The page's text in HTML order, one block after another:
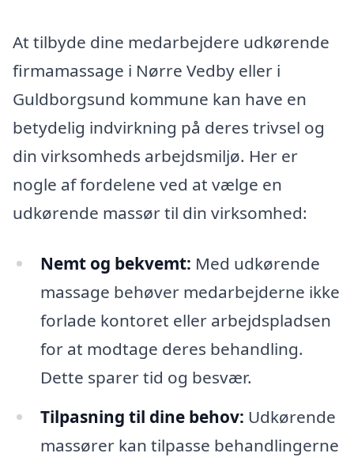
At tilbyde dine medarbejdere udkørende
firmamassage i Nørre Vedby eller i
Guldborgsund kommune kan have en
betydelig indvirkning på deres trivsel og
din virksomheds arbejdsmiljø. Her er
nogle af fordelene ved at vælge en
udkørende massør til din virksomhed:
Nemt og bekvemt: Med udkørende
massage behøver medarbejderne ikke
forlade kontoret eller arbejdspladsen
for at modtage deres behandling.
Dette sparer tid og besvær.
Tilpasning til dine behov: Udkørende
massører kan tilpasse behandlingerne